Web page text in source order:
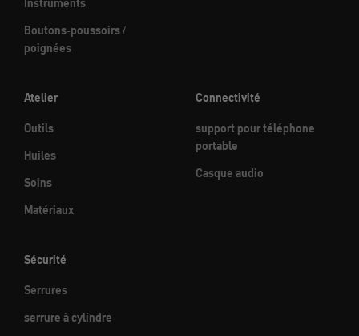
Instruments
Boutons-poussoirs /
poignées
Atelier
Outils
Huiles
Soins
Matériaux
Connectivité
support pour téléphone
portable
Casque audio
Sécurité
Serrures
serrure à cylindre